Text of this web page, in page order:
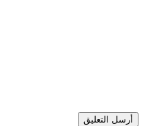
أرسل التعليق